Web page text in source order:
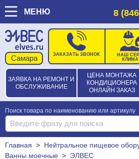
МЕНЮ 8
ЗАЯВКА НА РЕМОНТ И
ОБСЛУЖИВАНИЕ
ЦЕНА МОНТАЖА
КОНДИЦИОНЕРА
ОНЛАЙН ЗАКАЗ
ЗАКАЗАТЬ ЗВОНОК
НАШ
Поиск товара по наименованию или артикулу
Главная > Нейтральное пищевое
Ванны моечные > ЭЛВЕС